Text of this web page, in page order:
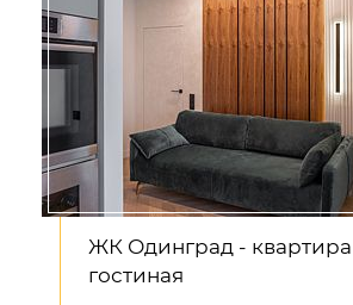
ЖК Одинград -
гостиная